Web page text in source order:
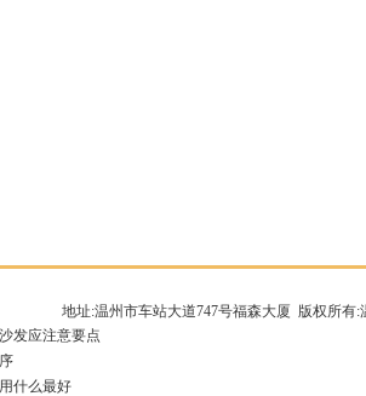
地址:温州市车站大道747号福森大厦 版权所有
发应注意要点
什么最好